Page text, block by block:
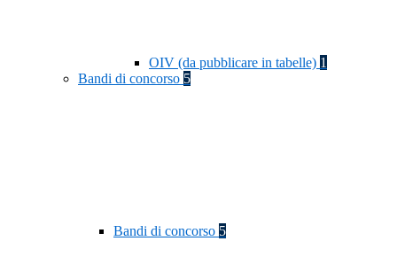
OIV (da pubblicare in tabelle) 1
Bandi di concorso 5
Bandi di concorso 5